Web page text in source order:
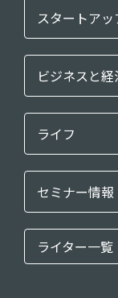
スタートアッ
ビジネスと経
ライフ
セミナー情報
ライター一覧